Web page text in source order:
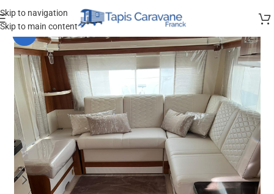
Skip to navigation
Skip to main content